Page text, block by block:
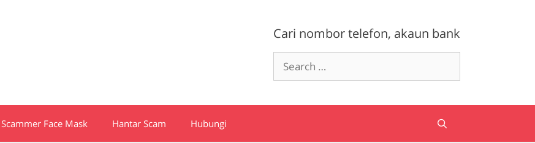
Cari nombor telefon, akaun bank
Search
for:
Scammer Face Mask Hantar Scam Hubungi